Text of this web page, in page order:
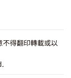
得翻印轉載或以